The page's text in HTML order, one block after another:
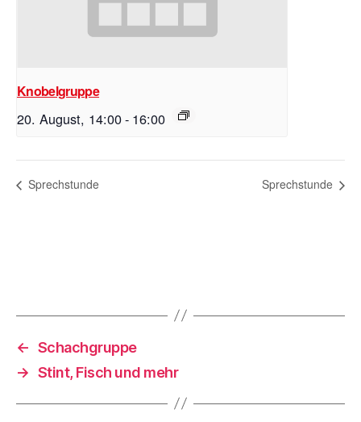
Knobelgruppe
20. August, 14:00- 16:00
Sprechstunde Sprechstunde
← Schachgruppe
→ Stint, Fisch und mehr